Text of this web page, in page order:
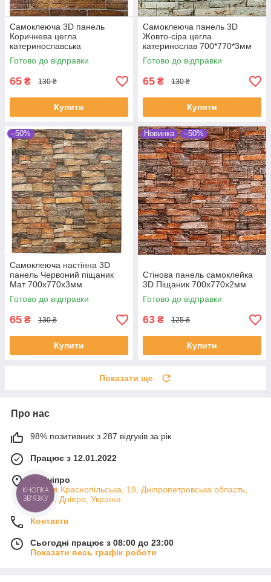
Самоклеюча 3D панель
Коричнева цегла
катеринославська
700х770х2мм
Готово до відправки
65 ₴ 130 ₴
Купити
Самоклеюча панель 3D
Жовто-сіра цегла
катеринослав 700*770*3мм
Готово до відправки
65 ₴ 130 ₴
Купити
–50%
Самоклеюча настінна 3D
панель Червоний піщаник
Мат 700х770х3мм
Готово до відправки
65 ₴ 130 ₴
Купити
Новинка –50%
Стінова панель самоклейка
3D Піщаник 700х770х2мм
Готово до відправки
63 ₴ 125 ₴
Купити
Показати ще
Про нас
98% позитивних з 287 відгуків за рік
Працює з 12.01.2022
м. Дніпро
вулиця Краснопільська, 19, Дніпропетровська область,
49000, Дніпро, Україна
Контакти
Сьогодні працює з 08:00 до 23:00
Показати весь графік роботи
КНОПКА
ЗВ'ЯЗКУ